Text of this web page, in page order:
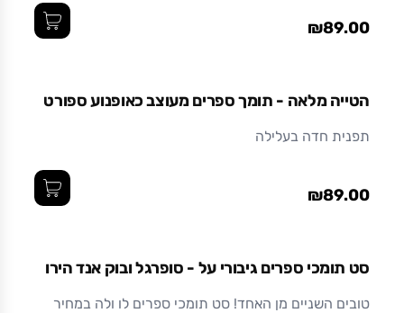
עמיד ואיכותי לאורך זמן.
₪89.00
הטייה מלאה - תומך ספרים מעוצב כאופנוע ספורט
תפנית חדה בעלילה
₪89.00
סט תומכי ספרים גיבורי על - סופרגל ובוק אנד הירו
טובים השניים מן האחד! סט תומכי ספרים לו ולה במחיר